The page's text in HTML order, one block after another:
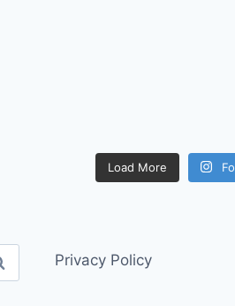
Load More
Privacy Policy